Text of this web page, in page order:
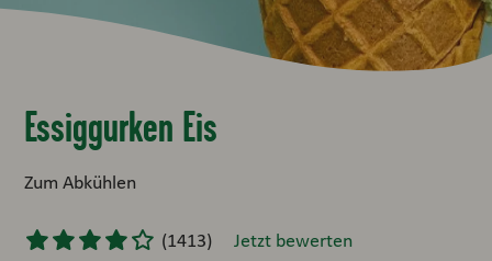
Essiggurken Eis
Zum Abkühlen
(1413) Jetzt bewerten